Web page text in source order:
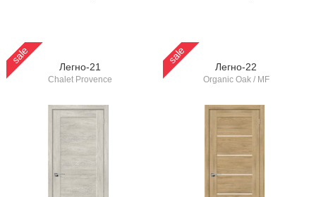
sale
Легно-21
Chalet Provence
sale
Легно-22
Organic Oak / MF